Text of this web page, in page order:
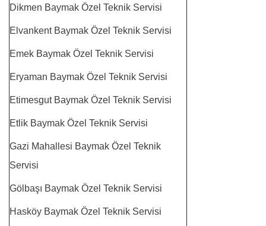
Dikmen Baymak Özel Teknik Servisi
Elvankent Baymak Özel Teknik Servisi
Emek Baymak Özel Teknik Servisi
Eryaman Baymak Özel Teknik Servisi
Etimesgut Baymak Özel Teknik Servisi
Etlik Baymak Özel Teknik Servisi
Gazi Mahallesi Baymak Özel Teknik
Servisi
Gölbaşı Baymak Özel Teknik Servisi
Hasköy Baymak Özel Teknik Servisi